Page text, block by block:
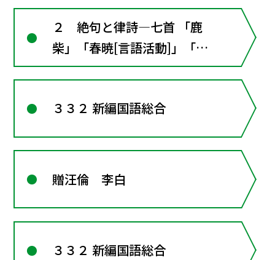
漢詩の形式ときまり
２ 絶句と律詩―七首 「鹿
柴」「春暁[言語活動]」「黄
鶴楼送孟浩然之広陵」「贈汪
〔言語活動〕訳詩を書く ■
きまり
３３２ 新編国語総合
贈汪倫 李白
３３２ 新編国語総合